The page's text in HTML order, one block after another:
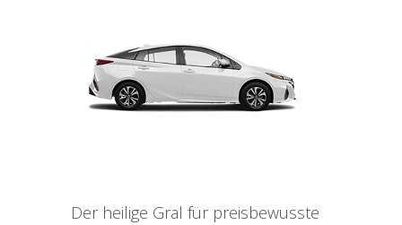
Der heilige Gral für preisbewusste